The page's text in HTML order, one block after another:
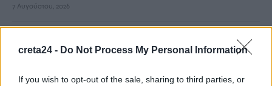
creta24 - Do Not Process My Personal Information
If you wish to opt-out of the sale, sharing to third parties, or
7 Αυγούστου, 2026
φορτηγού με αυτοκίνητο – Δύο νεκροί